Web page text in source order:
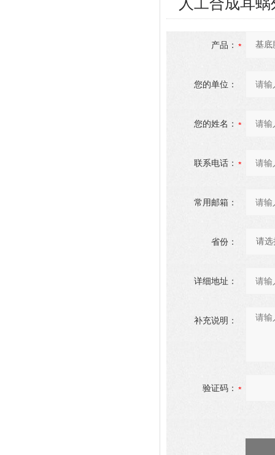
产品：
您的单位：
您的姓名：
联系电话：
常用邮箱：
省份：
详细地址：
补充说明：
验证码：